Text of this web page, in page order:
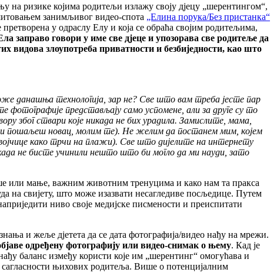
на ризике којима родитељи излажу своју дјецу „шерентингом“,
занимљивог видео-спота „Елина порука/Без пристанка“
у одраслу Елу и која се обраћа својим родитељима,
заправо говори у име све дјеце и упозорава све родитеље да
видова злоупотреба приватности и безбиједности, као што
данашња технологија ,зар не? Све што вам треба јесте пар
фотографије представљају само успомене али за друге су то
због ствари које никада не бих урадила. Замислите мама
пошаљеш новац молим те). Не желим да постанем мим којем
како трчи на плажи). Све што дијелите на интернету
не бисте учинили нешто што би могло да ми науди ,зато
или мање, важним животним тренуцима и како нам та пракса
на свијету, што може изазвати несагледиве посљедице. Путем
ниво своје медијске писмености и преиспитати
и жеље дјетета да се дата фотографија/видео нађу на мрежи.
одређену фотографију или видео-снимак о њему. Кад је
баланс између користи које им „шерентинг“ омогућава и
сагласности њихових родитеља. Више о потенцијалним